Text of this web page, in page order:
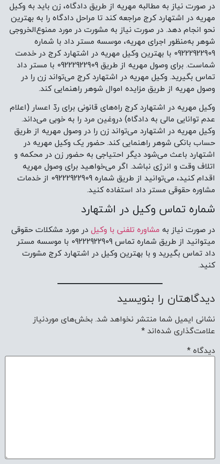
در صورت نیاز به مطالبه مهریه از طریق دادگاه، زن باید به وکیل
مهریه در اشتهارد کرج مراجعه کند تا مراحل دادگاه را به بهترین
نحو انجام دهد. در صورت نیاز به مشورت در مورد ممنوع‌الخروجی
شوهر به‌منظور اجرای مهریه، موسسه مستر داد با شماره
09222922909 با بهترین وکیل مهریه در اشتهارد کرج در خدمت
شماست. برای وصول مهریه از طریق 09222922909 با مستر داد
تماس بگیرید. وکیل مهریه در اشتهارد کرج می‌تواند زن را در
وصول مهریه از طریق مزایده اموال شوهر راهنمایی کند.
وکیل مهریه در اشتهارد کرج راه‌های قانونی برای ردّ اعسار (اعلام
عدم توانایی مالی به دادگاه) دروغین مرد را به خوبی می‌داند.
وکیل مهریه در اشتهارد می‌تواند زن را در وصول مهریه از طریق
حساب بانکی شوهر راهنمایی کند. حضور یک وکیل مهریه در
اشتهارد باعث می‌شود دیگر احتیاجی به حضور زن در محکمه و
اتلاف وقت و انرژی نباشد. اگر می‌خواهید برای وصول مهریه
اقدام کنید، می‌توانید از طریق شماره 09222922909 از خدمات
مشاوره حقوقی مستر داد استفاده کنید.
شماره تماس وکیل در اشتهارد
در صورت نیاز به مشاوره تلفنی با وکیل در مورد مشکلات حقوقی
میتوانید از طریق شماره تماس 09222922909 با موسسه مستر
داد تماس بگیرید و با بهترین وکیل در اشتهارد کرج مشورت
کنید.
دیدگاهتان را بنویسید
نشانی ایمیل شما منتشر نخواهد شد. بخش‌های موردنیاز
علامت‌گذاری شده‌اند *
دیدگاه *